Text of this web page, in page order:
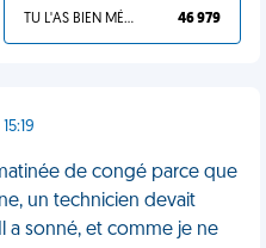
TU L'AS BIEN MÉRITÉ 46 979
de congé parce que
un technicien devait
a sonné, et comme je ne